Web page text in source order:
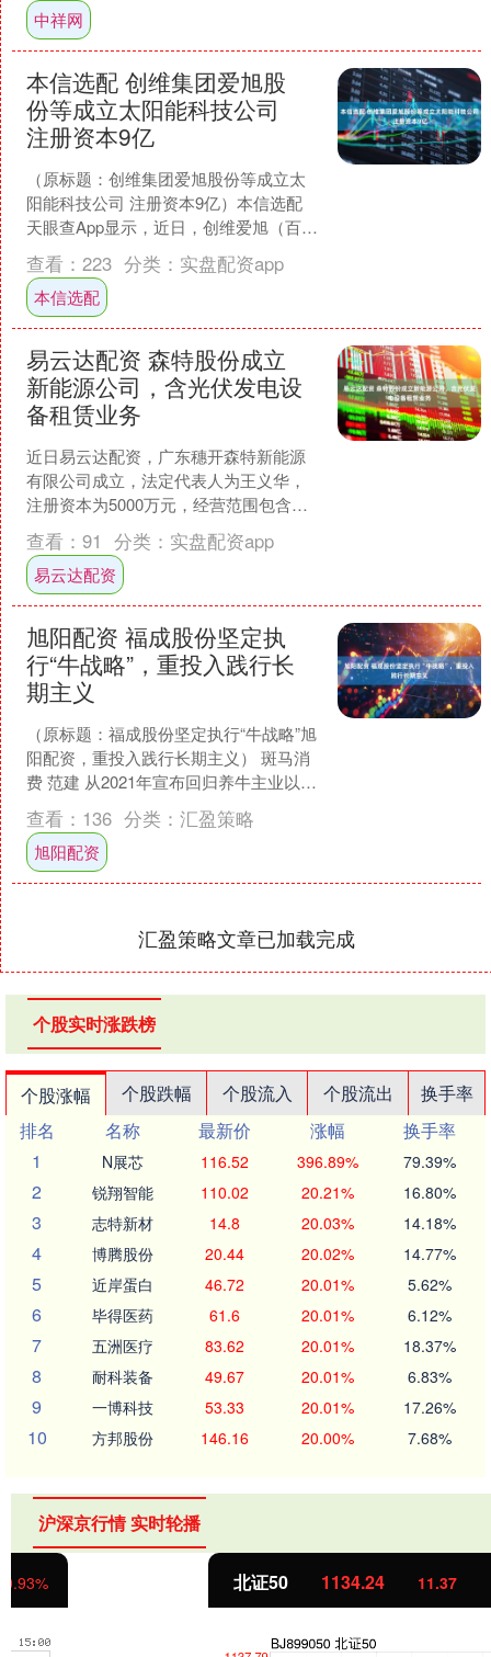
中祥网
本信选配 创维集团爱旭股
份等成立太阳能科技公司
注册资本9亿
（原标题：创维集团爱旭股份等成立太
阳能科技公司 注册资本9亿）本信选配
天眼查App显示，近日，创维爱旭（百
色）太阳能科技有限公司成立，法定代
表人为龙艳军，注册....
查看： 223 分类： 实盘配资app
本信选配
易云达配资 森特股份成立
新能源公司，含光伏发电设
备租赁业务
近日易云达配资，广东穗开森特新能源
有限公司成立，法定代表人为王义华，
注册资本为5000万元，经营范围包含：
新兴能源技术研发；新材料技术研发；
太阳能发电技术服务；....
查看： 91 分类： 实盘配资app
易云达配资
旭阳配资 福成股份坚定执
行“牛战略”，重投入践行长
期主义
（原标题：福成股份坚定执行“牛战略”旭
阳配资，重投入践行长期主义） 斑马消
费 范建 从2021年宣布回归养牛主业以
来，福成股份坚定执行“牛战略”，这是顺
应国家政....
查看： 136 分类： 汇盈策略
旭阳配资
汇盈策略文章已加载完成
个股实时涨跌榜
个股涨幅 个股跌幅 个股流入 个股流出
换手率
排名
名称 最新价 涨幅
换手率
1
N展芯 116.52 396.89% 79.39%
2 锐翔智能 110.02 20.21% 16.80%
3 志特新材 14.8 20.03% 14.18%
4 博腾股份 20.44 20.02% 14.77%
5 近岸蛋白 46.72 20.01% 5.62%
6 毕得医药 61.6 20.01% 6.12%
7 五洲医疗 83.62 20.01% 18.37%
8 耐科装备 49.67 20.01% 6.83%
9 一博科技 53.33 20.01% 17.26%
10 方邦股份 146.16 20.00% 7.68%
沪深京行情 实时轮播
1134.24 11.37 1.01%